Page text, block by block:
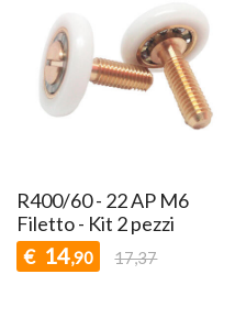
R400/60 - 22 AP M6
Filetto - Kit 2 pezzi
€ 14,90 17,37